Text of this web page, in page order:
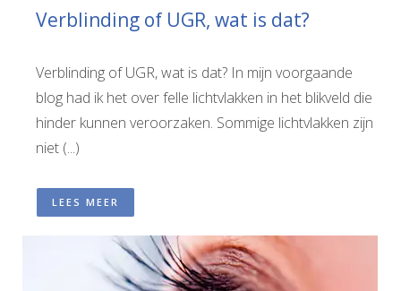
Verblinding of UGR, wat is dat?
Verblinding of UGR, wat is dat? In mijn voorgaande
blog had ik het over felle lichtvlakken in het blikveld die
hinder kunnen veroorzaken. Sommige lichtvlakken zijn
niet (...)
LEES MEER